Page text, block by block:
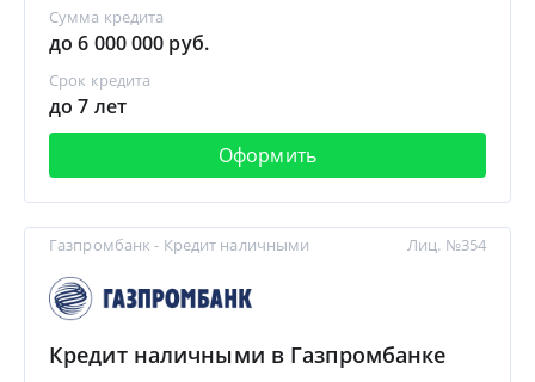
Сумма кредита
до 6 000 000 руб.
Срок кредита
до 7 лет
Оформить
Газпромбанк - Кредит наличными
Кредит наличными в Газпромбанке
Лиц. №354